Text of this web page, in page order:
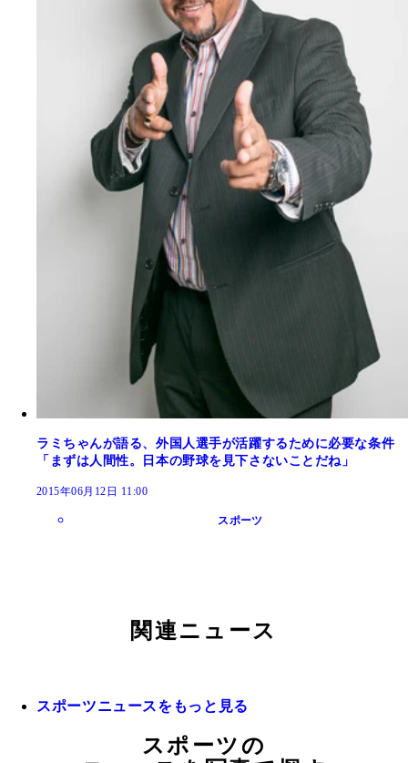
ラミちゃんが語る、外国人選手が活躍するために必要な条件
「まずは人間性。日本の野球を見下さないことだね」
2015年06月12日 11:00
スポーツ
関連ニュース
スポーツニュースをもっと見る
スポーツの